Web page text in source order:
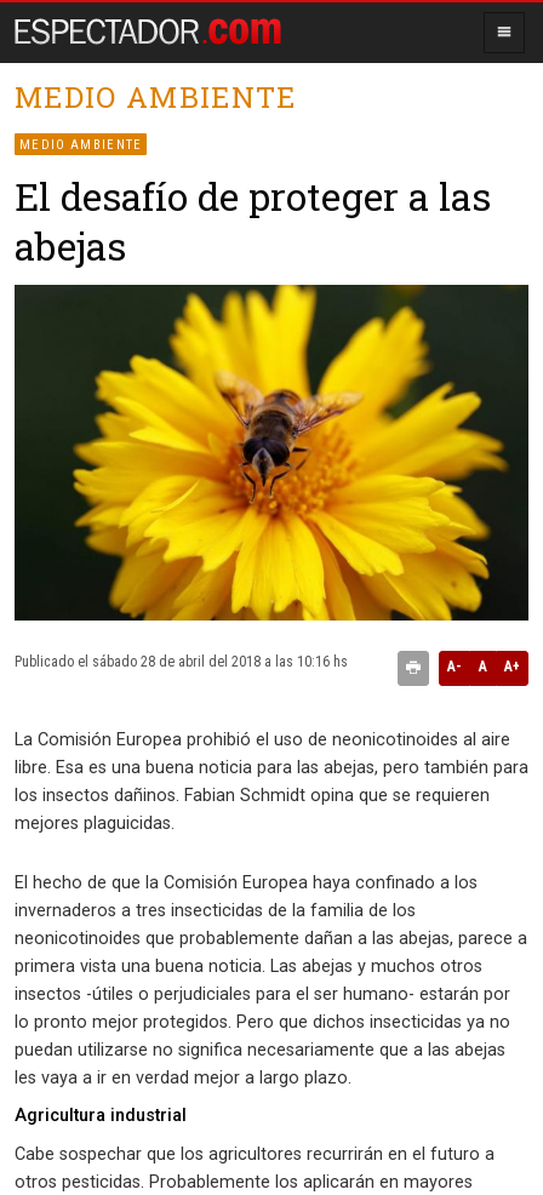
MEDIO AMBIENTE
MEDIO AMBIENTE
El desafío de proteger a las
abejas
A- A A+
Publicado el sábado 28 de abril del 2018 a las 10:16 hs
La Comisión Europea prohibió el uso de neonicotinoides al aire
libre. Esa es una buena noticia para las abejas, pero también para
los insectos dañinos. Fabian Schmidt opina que se requieren
mejores plaguicidas.
El hecho de que la Comisión Europea haya confinado a los
invernaderos a tres insecticidas de la familia de los
neonicotinoides que probablemente dañan a las abejas, parece a
primera vista una buena noticia. Las abejas y muchos otros
insectos -útiles o perjudiciales para el ser humano- estarán por
lo pronto mejor protegidos. Pero que dichos insecticidas ya no
puedan utilizarse no significa necesariamente que a las abejas
les vaya a ir en verdad mejor a largo plazo.
Agricultura industrial
Cabe sospechar que los agricultores recurrirán en el futuro a
otros pesticidas. Probablemente los aplicarán en mayores